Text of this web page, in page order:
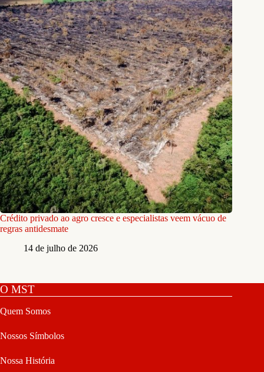
Crédito privado ao agro cresce e especialistas veem vácuo de
regras antidesmate
14 de julho de 2026
O MST
Quem Somos
Nossos Símbolos
Nossa História